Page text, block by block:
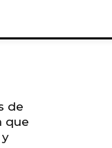
de
que